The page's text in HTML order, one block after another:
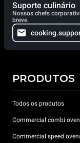
Suporte culinário
Nossos chefs
breve.
PRODUTOS
Todos os produtos
Commercial combi
Commercial speed